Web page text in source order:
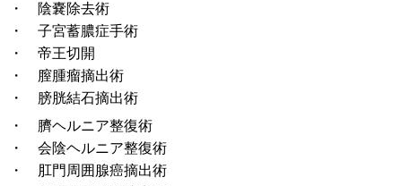
・ 陰嚢除去術
・ 子宮蓄膿症手術
・ 帝王切開
・ 膣腫瘤摘出術
・ 膀胱結石摘出術
・ 臍ヘルニア整復術
・ 会陰ヘルニア整復術
・ 肛門周囲腺癌摘出術